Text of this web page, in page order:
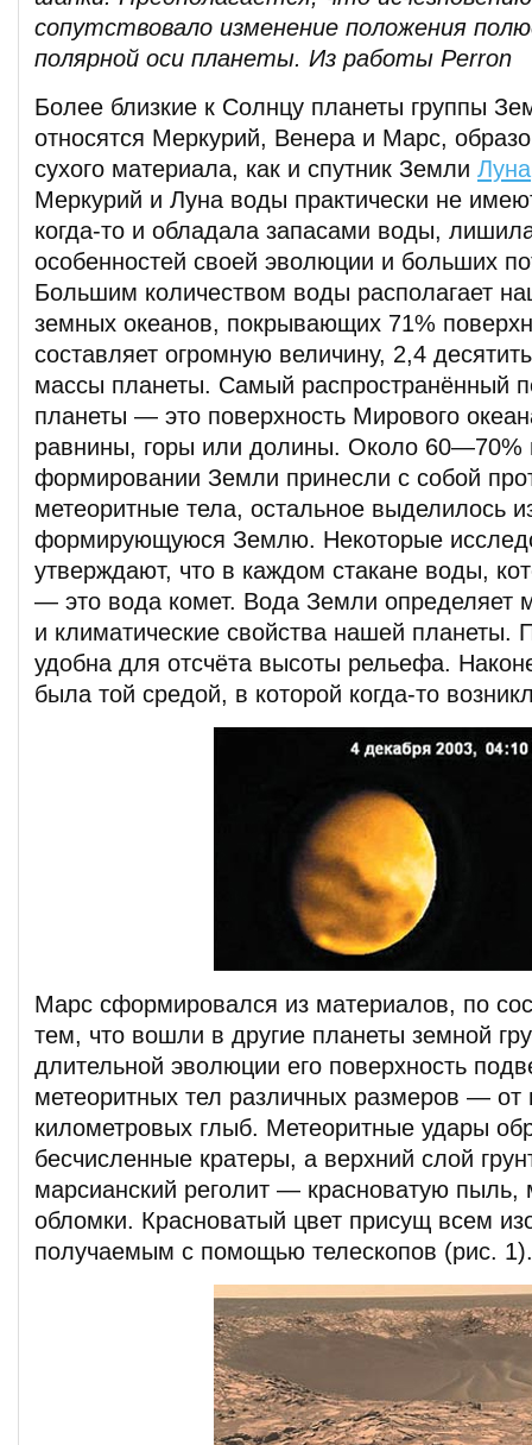
сопутствовало изменение положения
полярной оси планеты. Из работы Perron
Более близкие к Солнцу планеты группы
относятся Меркурий, Венера и Марс,
сухого материала, как и спутник Земли Луна
Меркурий и Луна воды практически не
когда-то и обладала запасами воды,
особенностей своей эволюции и больших
Большим количеством воды располагает
земных океанов, покрывающих 71%
составляет огромную величину, 2,4
массы планеты. Самый распространённый
планеты — это поверхность Мирового
равнины, горы или долины. Около 60—70%
формировании Земли принесли с собой
метеоритные тела, остальное выделилось
формирующуюся Землю. Некоторые
утверждают, что в каждом стакане воды,
— это вода комет. Вода Земли определяет
и климатические свойства нашей планеты.
удобна для отсчёта высоты рельефа.
была той средой, в которой когда-то
Марс сформировался из материалов, по
тем, что вошли в другие планеты земной
длительной эволюции его поверхность
метеоритных тел различных размеров — от
километровых глыб. Метеоритные удары
бесчисленные кратеры, а верхний слой
марсианский реголит — красноватую пыль,
обломки. Красноватый цвет присущ всем
получаемым с помощью телескопов (рис. 1).